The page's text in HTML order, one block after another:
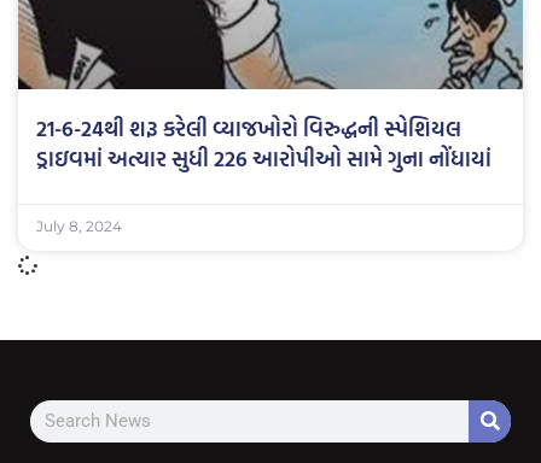
21-6-24થી શરૂ કરેલી વ્યાજખોરો વિરુદ્ધની સ્પેશિયલ
ડ્રાઇવમાં અત્યાર સુધી 226 આરોપીઓ સામે ગુના નોંધાયાં
July 8, 2024